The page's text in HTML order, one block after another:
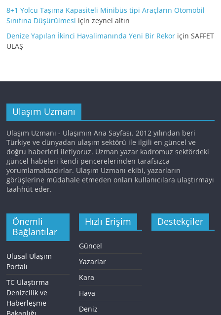
8+1 Yolcu Taşıma Kapasiteli Minibüs tipi Araçların Otomobil
Sınıfına Düşürülmesi içinzeynel altın
Denize Yapılan İkinci Havalimanında Yeni Bir Rekor içinSAFFET
ULAŞ
Ulaşım Uzmanı
Ulaşım Uzmanı - Ulaşımın Ana Sayfası. 2012 yılından beri
Türkiye ve dünyadan ulaşım sektörü ile ilgili en güncel ve
doğru haberleri iletiyoruz. Uzman yazar kadromuz sektördeki
güncel habeleri kendi pencerelerinden tarafsızca
yorumlamaktadırlar. Ulaşım Uzmanı ekibi, yazarların
görüşlerine müdahale etmeden onları kullanıcılara ulaştırmayı
taahhüt eder.
Önemli
Bağlantılar
Ulusal Ulaşım
Portalı
TC Ulaştırma
Denizcilik ve
Haberleşme
Bakanlığı
Hızlı Erişim
Güncel
Yazarlar
Kara
Hava
Deniz
Destekçiler